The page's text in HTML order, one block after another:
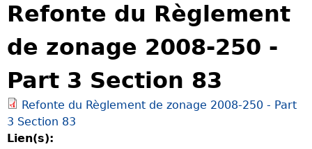
i
n
e
y
o
r
S
e
Refonte du Règlement
de zonage 2008-250 -
Part 3 Section 83
Refonte du Règlement de zonage 2008-250 - Part
3 Section 83
Lien(s):